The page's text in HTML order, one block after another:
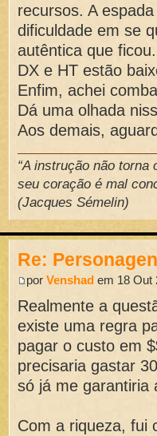
recursos. A
dificuldade em se
autêntica que ficou.
DX e HT estão
Enfim, achei
Dá uma olhada
Aos demais,
“A instrução não
seu coração é mal
(Jacques Sémelin)
Re:
porVenshad em 18 Out
Realmente a
existe uma regra
pagar o custo em
precisaria gastar
só já me garantiria
Com a riqueza, fui